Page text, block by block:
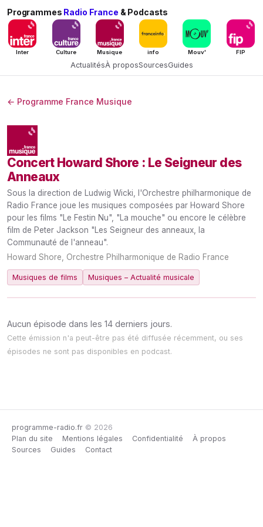
Programmes Radio France & Podcasts
Inter Culture Musique info Mouv' FIP
ActualitésÀ proposSourcesGuides
← Programme France Musique
Concert Howard Shore : Le Seigneur des
Anneaux
Sous la direction de Ludwig Wicki, l'Orchestre philharmonique de
Radio France joue les musiques composées par Howard Shore
pour les films "Le Festin Nu", "La mouche" ou encore le célèbre
film de Peter Jackson "Les Seigneur des anneaux, la
Communauté de l'anneau".
Howard Shore, Orchestre Philharmonique de Radio France
Musiques de films Musiques – Actualité musicale
Aucun épisode dans les 14 derniers jours.
Cette émission n'a peut-être pas été diffusée récemment, ou ses
épisodes ne sont pas disponibles en podcast.
programme-radio.fr © 2026
Plan du site
Mentions légales Confidentialité
À propos
Sources
Guides Contact